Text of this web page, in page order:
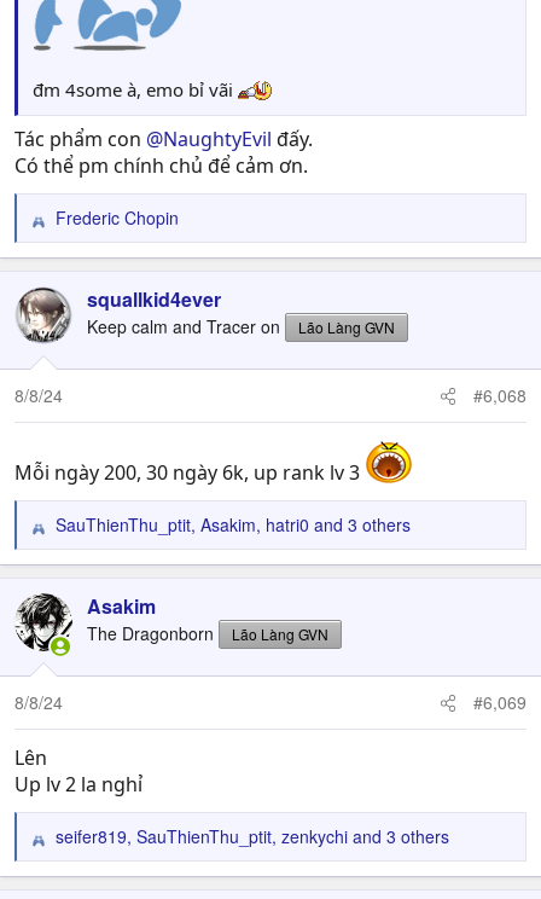
đm 4some à, emo bỉ vãi
Tác phẩm con @NaughtyEvil đấy.
Có thể pm chính chủ để cảm ơn.
R
e
c
t
i
o
n
Frederic Chopin
squallkid4ever
Keep calm and Tracer on Lão Làng GVN
8/8/24 #6,068
Mỗi ngày 200, 30 ngày 6k, up rank lv 3
R
e
c
t
i
o
n
SauThienThu_ptit, Asakim, hatri0 and 3 others
Asakim
The Dragonborn Lão Làng GVN
8/8/24 #6,069
Lên
Up lv 2 la nghỉ
R
e
seifer819, SauThienThu_ptit, zenkychi and 3 others